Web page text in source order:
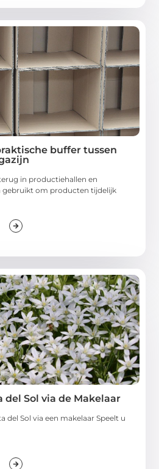
buffer tussen
in productiehallen en
gebruikt om producten tijdelijk
del Sol via de Makelaar
del Sol via een makelaar Speelt u